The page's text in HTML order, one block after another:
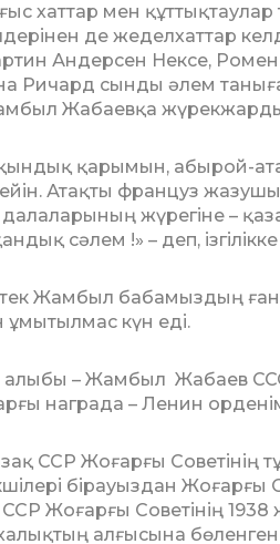
хаттар мен құттықтаулар
де жеделхаттар
Андерсен Нексе,
Ричард сынды әлем
Жабаевқа
қарымын, абы­рой-
Атақ­ты француз
далаларының жүрегіне –
сәлем !» – деп,
Жамбыл баба­мыз­­дың
күн еді.
– Жамбыл Жабаев
награда – Ленин
ССР Жоғарғы Со­ве­тінің
бірауыздан
Жоғарғы Советінің
алғысына бөленген